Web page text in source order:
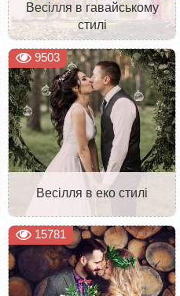
Весілля в гавайському
стилі
9503
Весілля в еко стилі
15781